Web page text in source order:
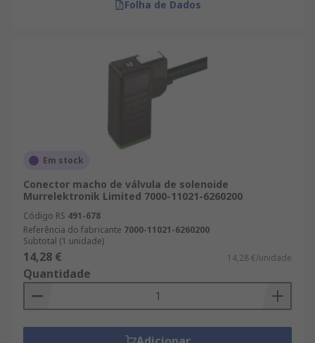
Folha de Dados
Em stock
Conector macho de válvula de solenoide
Murrelektronik Limited 7000-11021-6260200
Código RS 491-678
Referência do fabricante 7000-11021-6260200
Subtotal (1 unidade)
14,28 € 14,28 €/unidade
Quantidade